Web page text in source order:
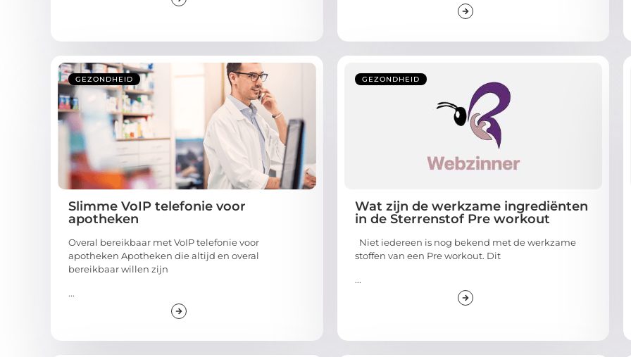
GEZONDHEID
Slimme VoIP telefonie voor
apotheken
Overal bereikbaar met VoIP telefonie voor
apotheken Apotheken die altijd en overal
bereikbaar willen zijn
...
GEZONDHEID
Wat zijn de werkzame ingrediënten
in de Sterrenstof Pre workout
Niet iedereen is nog bekend met de werkzame
stoffen van een Pre workout. Dit
...